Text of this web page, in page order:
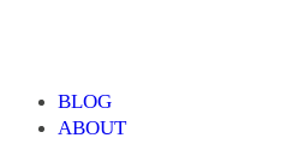
BLOG
ABOUT